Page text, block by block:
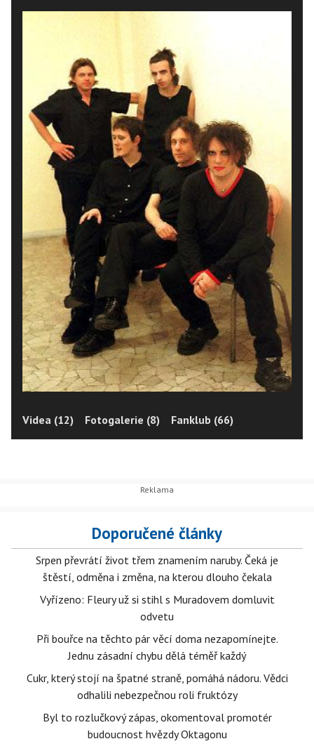
Videa (12) Fotogalerie (8) Fanklub (66)
Doporučené články
Srpen převrátí život třem znamením naruby. Čeká je
štěstí, odměna i změna, na kterou dlouho čekala
Vyřízeno: Fleury už si stihl s Muradovem domluvit
odvetu
Při bouřce na těchto pár věcí doma nezapomínejte.
Jednu zásadní chybu dělá téměř každý
Cukr, který stojí na špatné straně, pomáhá nádoru. Vědci
odhalili nebezpečnou roli fruktózy
Byl to rozlučkový zápas, okomentoval promotér
budoucnost hvězdy Oktagonu